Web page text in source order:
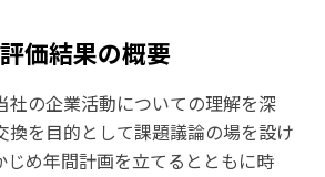
評価結果の概要
社の企業活動についての理解を深
換を目的として課題議論の場を設け
じめ年間計画を立てるとともに時